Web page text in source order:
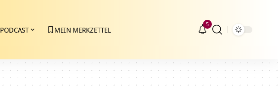
PODCAST MEIN MERKZETTEL
5